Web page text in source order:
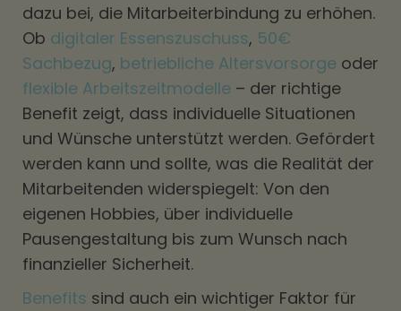
dazu bei, die Mitarbeiterbindung zu erhöhen.
Ob digitaler Essenszuschuss, 50€
Sachbezug, betriebliche Altersvorsorge oder
flexible Arbeitszeitmodelle – der richtige
Benefit zeigt, dass individuelle Situationen
und Wünsche unterstützt werden. Gefördert
werden kann und sollte, was die Realität der
Mitarbeitenden widerspiegelt: Von den
eigenen Hobbies, über individuelle
Pausengestaltung bis zum Wunsch nach
finanzieller Sicherheit.
Benefits sind auch ein wichtiger Faktor für